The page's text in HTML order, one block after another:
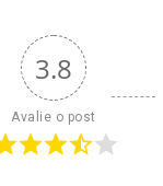
3.8
Avalie o post